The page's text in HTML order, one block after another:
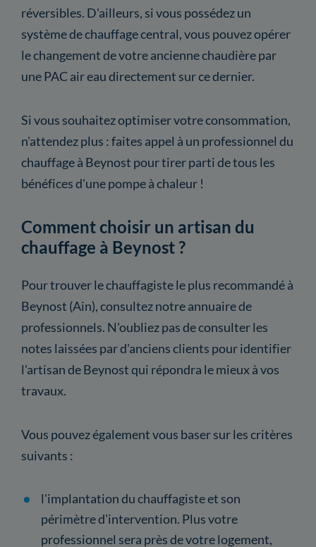
réversibles. D'ailleurs, si vous possédez un
système de chauffage central, vous pouvez opérer
le changement de votre ancienne chaudière par
une PAC air eau directement sur ce dernier.
Si vous souhaitez optimiser votre consommation,
n'attendez plus : faites appel à un professionnel du
chauffage à Beynost pour tirer parti de tous les
bénéfices d'une pompe à chaleur !
Comment choisir un artisan du
chauffage à Beynost ?
Pour trouver le chauffagiste le plus recommandé à
Beynost (Ain), consultez notre annuaire de
professionnels. N'oubliez pas de consulter les
notes laissées par d'anciens clients pour identifier
l'artisan de Beynost qui répondra le mieux à vos
travaux.
Vous pouvez également vous baser sur les critères
suivants :
l'implantation du chauffagiste et son
périmètre d'intervention. Plus votre
professionnel sera près de votre logement,